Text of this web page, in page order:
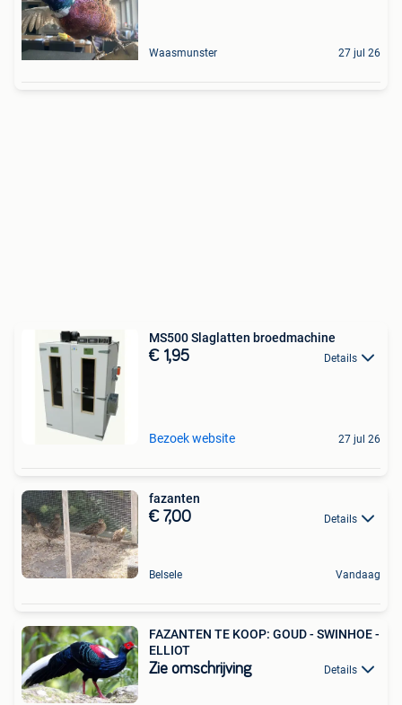
Waasmunster 27 jul 26
MS500 Slaglatten broedmachine
€ 1,95 Details
Bezoek website 27 jul 26
fazanten
€ 7,00 Details
Belsele Vandaag
FAZANTEN TE KOOP: GOUD - SWINHOE -
ELLIOT
Zie omschrijving Details